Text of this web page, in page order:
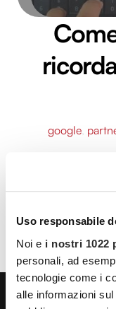
Uso responsabile
Noi e i nostri 1022
personali, ad
tecnologie come i
alle informazioni
google,
al meglio
anche di